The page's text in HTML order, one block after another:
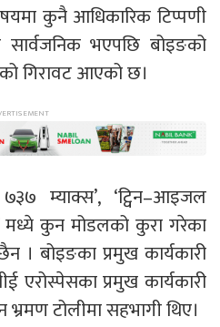
कुनै आधिकारिक टिप्पणी
भएपछि बोइङको
गिरावट आएको छ।
म्याक्स’, ‘ट्विन–आइजल
कुन मोडलको कुरा गरेका
। बोइङका प्रमुख कार्यकारी
एरोस्पेसका प्रमुख कार्यकारी
टोलीमा सहभागी थिए।